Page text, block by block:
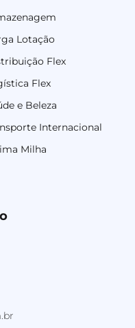
Lotação
Flex
Flex
e Beleza
Internacional
Milha